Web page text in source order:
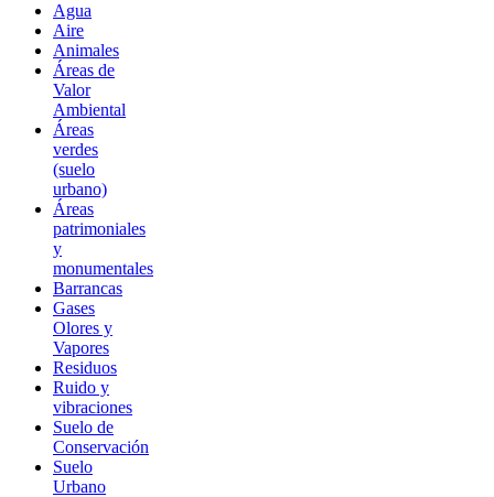
Agua
Aire
Animales
Áreas de
Valor
Ambiental
Áreas
verdes
(suelo
urbano)
Áreas
patrimoniales
y
monumentales
Barrancas
Gases
Olores y
Vapores
Residuos
Ruido y
vibraciones
Suelo de
Conservación
Suelo
Urbano